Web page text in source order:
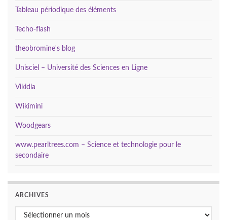
Tableau périodique des éléments
Techo-flash
theobromine's blog
Unisciel – Université des Sciences en Ligne
Vikidia
Wikimini
Woodgears
www.pearltrees.com – Science et technologie pour le
secondaire
ARCHIVES
Archives